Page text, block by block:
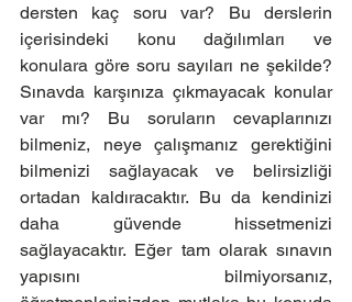
dersten kaç soru var? Bu derslerin
içerisindeki konu dağılımları ve
konulara göre soru sayıları ne şekilde?
Sınavda karşınıza çıkmayacak konular
var mı? Bu soruların cevaplarınızı
bilmeniz, neye çalışmanız gerektiğini
bilmenizi sağlayacak ve belirsizliği
ortadan kaldıracaktır. Bu da kendinizi
daha güvende hissetmenizi
sağlayacaktır. Eğer tam olarak sınavın
yapısını bilmiyorsanız,